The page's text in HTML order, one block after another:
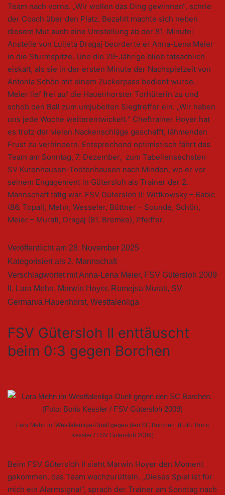
Team nach vorne. „Wir wollen das Ding gewinnen“, schrie
der Coach über den Platz. Bezahlt machte sich neben
diesem Mut auch eine Umstellung ab der 81. Minute:
Anstelle von Luljeta Dragaj beorderte er Anna-Lena Meier
in die Sturmspitze. Und die 29-Jährige blieb tatsächlich
eiskalt, als sie in der ersten Minute der Nachspielzeit von
Antonia Schön mit einem Zuckerpass bedient wurde.
Meier lief frei auf die Hauenhorster Torhüterin zu und
schob den Ball zum umjubelten Siegtreffer ein. „Wir haben
uns jede Woche weiterentwickelt.“ Cheftrainer Hoyer hat
es trotz der vielen Nackenschläge geschafft, lähmenden
Frust zu verhindern. Entsprechend optimistisch fährt das
Team am Sonntag, 7. Dezember, zum Tabellensechsten
SV Kutenhausen-Todtenhausen nach Minden, wo er vor
seinem Engagement in Gütersloh als Trainer der 2.
Mannschaft tätig war. FSV Gütersloh II: Wittkowsky – Babic
(86. Topal), Mehn, Wesseler, Büttner – Soundé, Schön,
Meier – Murati, Dragaj (81. Bremke), Pfeiffer.
Veröffentlicht am 28. November 2025
Kategorisiert als 2. Mannschaft
Verschlagwortet mitAnna-Lena Meier, FSV Gütersloh 2009
, Lara Mehn, Marwin Hoyer, Romejsa Murati, SV
Germania Hauenhorst, Westfalenliga
FSV Gütersloh II enttäuscht
beim 0:3 gegen Borchen
Lara Mehn im Westfalenliga-Duell gegen den SC Borchen. (Foto: Boris
Kessler / FSV Gütersloh 2009)
Beim FSV Gütersloh II sieht Marwin Hoyer den Moment
gekommen, das Team wachzurütteln. „Dieses Spiel ist für
mich ein Alarmsignal“, sprach der Trainer am Sonntag nach